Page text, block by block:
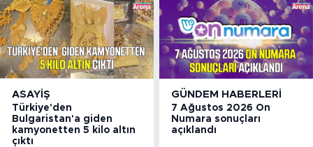
ASAYIŞ
Türkiye'den
Bulgaristan'a giden
kamyonetten 5 kilo altın
çıktı
GÜNDEM HABERLERI
7 Ağustos 2026 On
Numara sonuçları
açıklandı